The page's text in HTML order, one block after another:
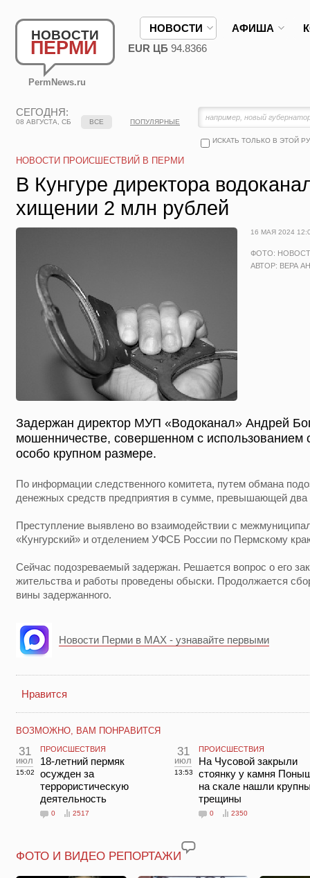
НОВОСТИ
ПЕРМИ
PermNews.ru
НОВОСТИ АФИША
EUR ЦБ 94.8366
СЕГОДНЯ:
08 АВГУСТА, СБ
ИСКАТЬ ТОЛЬКО В ЭТОЙ
ВСЕ ПОПУЛЯРНЫЕ
НОВОСТИ ПРОИСШЕСТВИЙ В ПЕРМИ
В Кунгуре директора
хищении 2 млн рублей
16 МАЯ 2024
ФОТО:
АВТОР: ВЕРА
Задержан директор МУП «Водоканал» Андрей
мошенничестве, совершенном с использованием
особо крупном размере.
По информации следственного комитета, путем обмана
денежных средств предприятия в сумме, превышающей два
Преступление выявлено во взаимодействии с
«Кунгурский» и отделением УФСБ России по Пермскому
Сейчас подозреваемый задержан. Решается вопрос о его
жительства и работы проведены обыски. Продолжается
вины задержанного.
Новости Перми в MAX - узнавайте первыми
Нравится
ВОЗМОЖНО, ВАМ ПОНРАВИТСЯ
31
июл
15:02
ПРОИСШЕСТВИЯ
18-летний пермяк
осужден за
террористическую
деятельность
0 2517
31
июл
13:53
ПРОИСШЕСТВИЯ
На Чусовой закрыли
стоянку у камня
на скале нашли
трещины
0 2350
ФОТО И ВИДЕО РЕПОРТАЖИ